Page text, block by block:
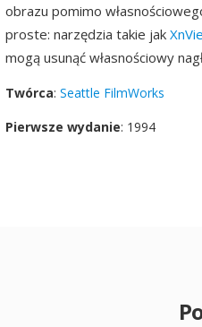
obrazu pomimo
proste: narzędzia takie jak
mogą usunąć własnościowy
Twórca: Seattle FilmWorks
Pierwsze wydanie: 1994